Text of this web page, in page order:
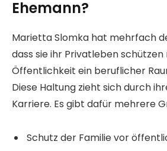
Ehemann?
Marietta Slomka hat mehrfach
dass sie ihr Privatleben schützen
Öffentlichkeit ein beruflicher
Diese Haltung zieht sich durch
Karriere. Es gibt dafür mehrere
Schutz der Familie vor